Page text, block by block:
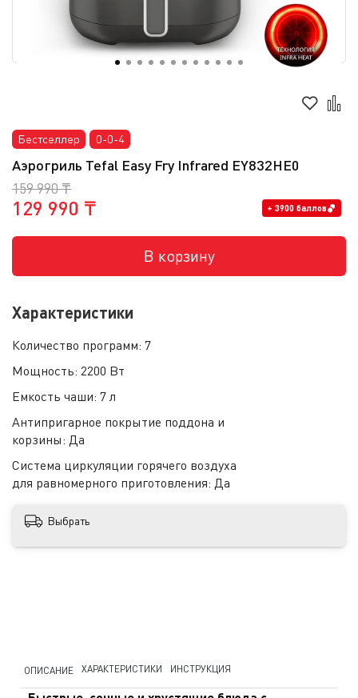
Бестселлер 0-0-4
Аэрогриль Tefal Easy Fry Infrared EY832HE0
159 990 ₸
129 990 ₸ + 3900 баллов
В корзину
Характеристики
Количество программ: 7
Мощность: 2200 Вт
Емкость чаши: 7 л
Антипригарное покрытие поддона и
корзины: Да
Система циркуляции горячего воздуха
для равномерного приготовления: Да
Выбрать
ОПИСАНИЕ ХАРАКТЕРИСТИКИ ИНСТРУКЦИЯ